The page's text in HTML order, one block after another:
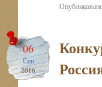
06
Сен
2016